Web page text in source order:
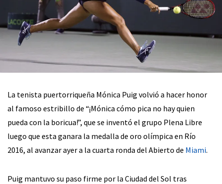
La tenista puertorriqueña Mónica Puig volvió a hacer honor
al famoso estribillo de “¡Mónica cómo pica no hay quien
pueda con la boricua!”, que se inventó el grupo Plena Libre
luego que esta ganara la medalla de oro olímpica en Río
2016, al avanzar ayer a la cuarta ronda del Abierto de Miami.
Puig mantuvo su paso firme por la Ciudad del Sol tras